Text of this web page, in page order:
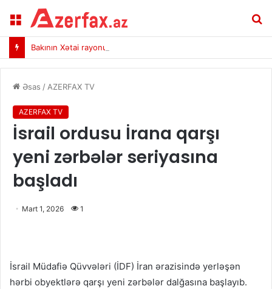
Menu
Bakının Xətai rayonunda yanğın başlayıb
Əsas /AZERFAX TV
AZERFAX TV
İsrail ordusu İrana qarşı
yeni zərbələr seriyasına
başladı
Mart 1, 2026 1
İsrail Müdafiə Qüvvələri (İDF) İran ərazisində yerləşən
hərbi obyektlərə qarşı yeni zərbələr dalğasına başlayıb.